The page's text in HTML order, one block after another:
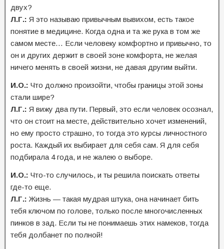
двух?
Л.Г.: Я это называю привычным вывихом, есть такое
понятие в медицине. Когда одна и та же рука в том же
самом месте… Если человеку комфортно и привычно, то
он и других держит в своей зоне комфорта, не желая
ничего менять в своей жизни, не давая другим выйти.
И.О.: Что должно произойти, чтобы границы этой зоны
стали шире?
Л.Г.: Я вижу два пути. Первый, это если человек осознал,
что он стоит на месте, действительно хочет изменений,
но ему просто страшно, то тогда это курсы личностного
роста. Каждый их выбирает для себя сам. Я для себя
подбирала 4 года, и не жалею о выборе.
И.О.: Что-то случилось, и ты решила поискать ответы
где-то еще.
Л.Г.: Жизнь — такая мудрая штука, она начинает бить
тебя ключом по голове, только после многочисленных
пинков в зад. Если ты не понимаешь этих намеков, тогда
тебя долбанет по полной!